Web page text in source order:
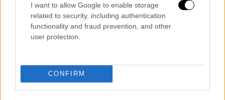
I want to allow Google to enable storage
related to security, including authentication
functionality and fraud prevention, and other
user protection.
CONFIRM
ζούσε στην Ξάνθη, σε ηλικία μόλις 18 ετών